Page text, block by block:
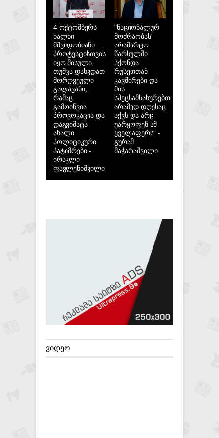
4 ოქტომბერს
ხალხი
მშვიდობიანი
პროტესტისთვის
იყო მისული,
თუმცა დახვდათ
მორღვეული
გალავანი,
რამაც
გამოიწვია
პროვოკაცია და
დაგვიმატა
ახალი
პოლიტიკური
პატიმრები -
ირაკლი
ფავლენიშვილი
"ნაციონალურ
მოძრაობას"
არამარტო
წარსულში
ჰქონდა
რუსეთთან
კავშირები და
მის
სპეცსამსახურებთან,
არამედ დღესაც
აქვს და არც
უარყოფენ ამ
ყველაფერს" -
გურამ
მაჭარაშვილი
ᲕᲘᲓᲔᲝ